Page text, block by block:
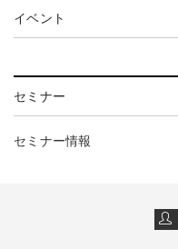
イベント
セミナー
セミナー情報